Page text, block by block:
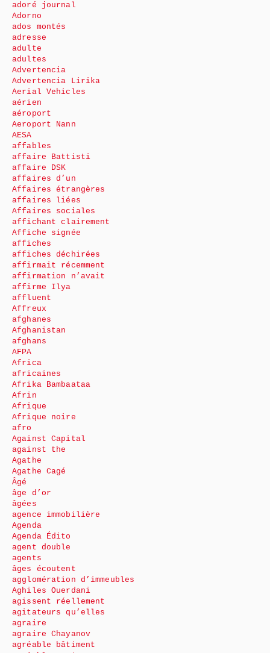
adoré journal
Adorno
ados montés
adresse
adulte
adultes
Advertencia
Advertencia Lirika
Aerial Vehicles
aérien
aéroport
Aeroport Nann
AESA
affables
affaire Battisti
affaire DSK
affaires d’un
Affaires étrangères
affaires liées
Affaires sociales
affichant clairement
Affiche signée
affiches
affiches déchirées
affirmait récemment
affirmation n’avait
affirme Ilya
affluent
Affreux
afghanes
Afghanistan
afghans
AFPA
Africa
africaines
Afrika Bambaataa
Afrin
Afrique
Afrique noire
afro
Against Capital
against the
Agathe
Agathe Cagé
Âgé
âge d’or
âgées
agence immobilière
Agenda
Agenda Édito
agent double
agents
âges écoutent
agglomération d’immeubles
Aghiles Ouerdani
agissent réellement
agitateurs qu’elles
agraire
agraire Chayanov
agréable bâtiment